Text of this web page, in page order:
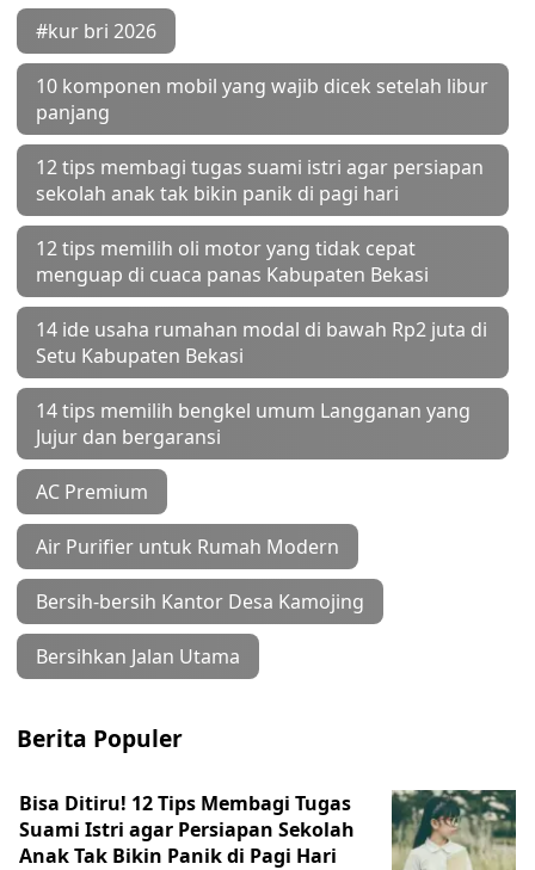
#kur bri 2026
10 komponen mobil yang wajib dicek setelah libur
panjang
12 tips membagi tugas suami istri agar persiapan
sekolah anak tak bikin panik di pagi hari
12 tips memilih oli motor yang tidak cepat
menguap di cuaca panas Kabupaten Bekasi
14 ide usaha rumahan modal di bawah Rp2 juta di
Setu Kabupaten Bekasi
14 tips memilih bengkel umum Langganan yang
Jujur dan bergaransi
AC Premium
Air Purifier untuk Rumah Modern
Bersih-bersih Kantor Desa Kamojing
Bersihkan Jalan Utama
Berita Populer
Bisa Ditiru! 12 Tips Membagi Tugas
Suami Istri agar Persiapan Sekolah
Anak Tak Bikin Panik di Pagi Hari